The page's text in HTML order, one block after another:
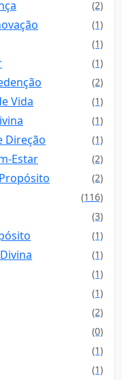
(2)
(1)
(1)
(1)
(2)
Vida (1)
(1)
Direção (1)
Estar (2)
(2)
(116)
(3)
(1)
(1)
(1)
(1)
(2)
(0)
(1)
(1)